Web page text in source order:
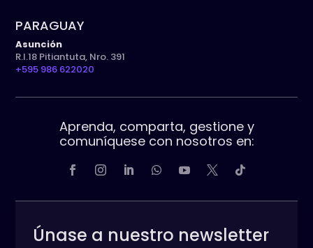
PARAGUAY
Asunción
R.I.18 Pitiantuta, Nro. 391
+595 986 622020
Aprenda, comparta, gestione y
comuníquese con nosotros en:
Únase a nuestro newsletter